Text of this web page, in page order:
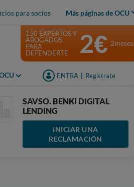
para socios Más páginas de OCU
ENTRA Regístrate
150 EXPERTOS Y
ABOGADOS
PARA
DEFENDERTE
2€ 2meses
SAVSO. BENKI DIGITAL
LENDING
INICIAR UNA
RECLAMACIÓN